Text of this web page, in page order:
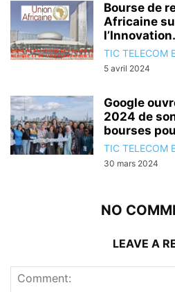
Bourse de
Africaine
TIC TELECOM
5 avril 2024
Google
2024 de
bourses
TIC TELECOM
30 mars 2024
NO
LEAVE A